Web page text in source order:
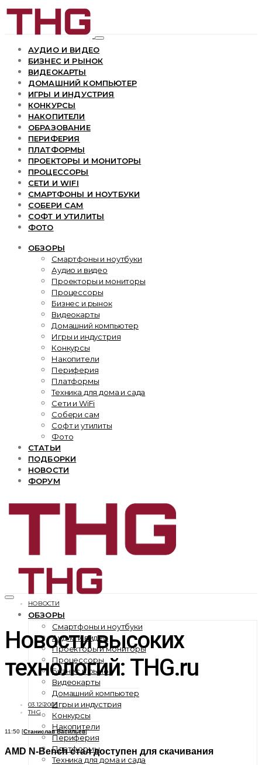
АУДИО И ВИДЕО
БИЗНЕС И РЫНОК
ВИДЕОКАРТЫ
ДОМАШНИЙ КОМПЬЮТЕР
ИГРЫ И ИНДУСТРИЯ
КОНКУРСЫ
НАКОПИТЕЛИ
ОБРАЗОВАНИЕ
ПЕРИФЕРИЯ
ПЛАТФОРМЫ
ПРОЕКТОРЫ И МОНИТОРЫ
ПРОЦЕССОРЫ
СЕТИ И WIFI
СМАРТФОНЫ И НОУТБУКИ
СОБЕРИ САМ
СОФТ И УТИЛИТЫ
ФОТО
ОБЗОРЫ
Смартфоны и ноутбуки
Аудио и видео
Проекторы и мониторы
Процессоры
Бизнес и рынок
Видеокарты
Домашний компьютер
Игры и индустрия
Конкурсы
Накопители
Периферия
Платформы
Техника для дома и сада
Сети и WiFi
Собери сам
Софт и утилиты
Фото
СТАТЬИ
ПОДБОРКИ
НОВОСТИ
ФОРУМ
ОБЗОРЫ
Смартфоны и ноутбуки
Аудио и видео
Проекторы и мониторы
Процессоры
Бизнес и рынок
Видеокарты
Домашний компьютер
Игры и индустрия
Конкурсы
Накопители
Периферия
Платформы
Техника для дома и сада
НОВОСТИ
Новости высоких
технологий: THG.ru
03.12.2003
THG
11:50 [Станислав Васильев]
AMD N-Bench стал доступен для скачивания